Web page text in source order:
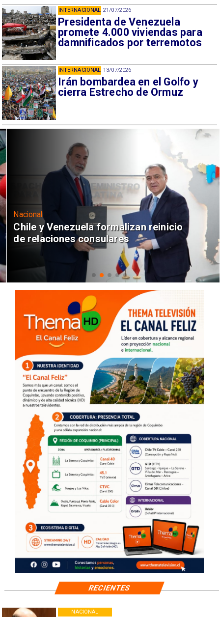
21/07/2026
Presidenta de Venezuela
promete 4.000 viviendas para
damnificados por terremotos
INTERNACIONAL
13/07/2026
Irán bombardea en el Golfo y
cierra Estrecho de Ormuz
INTERNACIONAL
Nacional
Chile y Venezuela formalizan reinicio
de relaciones consulares
NACIONAL
RECIENTES